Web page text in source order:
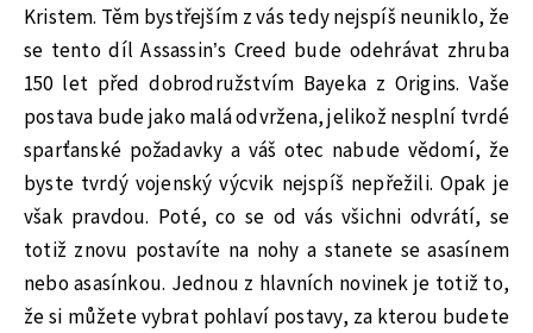
Kristem. Těm bystřejším z vás tedy nejspíš neuniklo, že
se tento díl Assassin’s Creed bude odehrávat zhruba
150 let před dobrodružstvím Bayeka z Origins. Vaše
postava bude jako malá odvržena, jelikož nesplní tvrdé
sparťanské požadavky a váš otec nabude vědomí, že
byste tvrdý vojenský výcvik nejspíš nepřežili. Opak je
však pravdou. Poté, co se od vás všichni odvrátí, se
totiž znovu postavíte na nohy a stanete se asasínem
nebo asasínkou. Jednou z hlavních novinek je totiž to,
že si můžete vybrat pohlaví postavy, za kterou budete